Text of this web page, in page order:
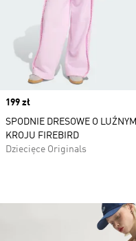
Price
199 zł
SPODNIE DRESOWE O LUŹNYM
KROJU FIREBIRD
Dziecięce Originals